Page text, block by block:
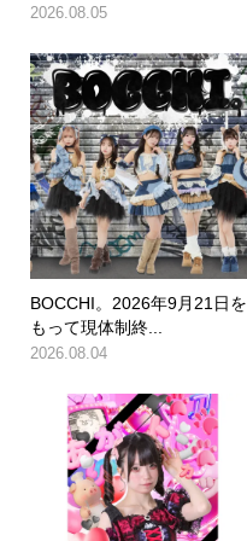
2026.08.05
BOCCHI。2026年9月21日を
もって現体制終...
2026.08.04